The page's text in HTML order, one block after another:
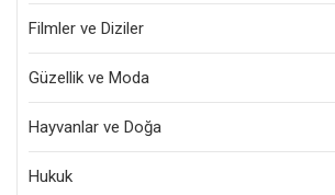
Filmler ve Diziler
Güzellik ve Moda
Hayvanlar ve Doğa
Hukuk